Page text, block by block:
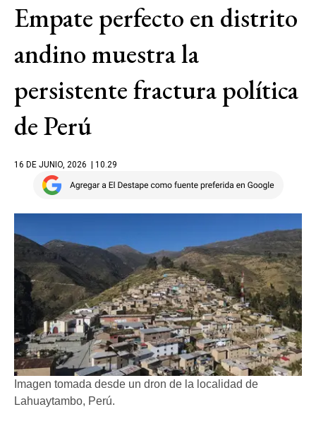
Empate perfecto en distrito
andino muestra la
persistente fractura política
de Perú
16 DE JUNIO, 2026 | 10.29
Imagen tomada desde un dron de la localidad de
Lahuaytambo, Perú.